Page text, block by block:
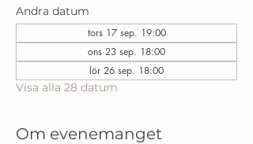
Andra datum
tors 17 sep. 19:00
ons 23 sep. 18:00
lör 26 sep. 18:00
Visa alla 28 datum
Om evenemanget